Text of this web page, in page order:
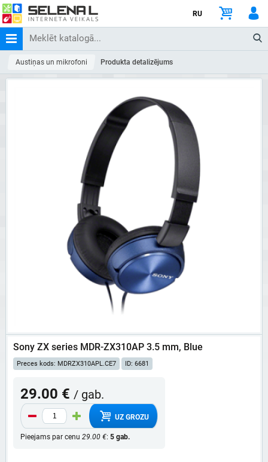
RU
Austiņas un mikrofoni Produkta detalizējums
Sony ZX series MDR-ZX310AP 3.5 mm, Blue
Preces kods: MDRZX310APL.CE7 ID: 6681
29.00 € / gab.
UZ GROZU
Pieejams par cenu 29.00 €: 5 gab.